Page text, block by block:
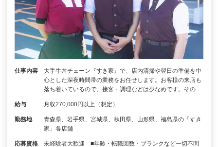
仕事内容
大手牛丼チェーン『すき家』で、店内清掃や翌日の準備を中
心とした深夜時間帯の業務をお任せします。お客様の来店も
落ち着いているので、接客・調理などは少なめです。その…
給与 月収270,000円以上（想定）
勤務地
青森県、岩手県、宮城県、秋田県、山形県、福島県の「すき
家」各店舗
応募資格
未経験者大歓迎 ■年齢・転職回数・ブランクなど一切不問